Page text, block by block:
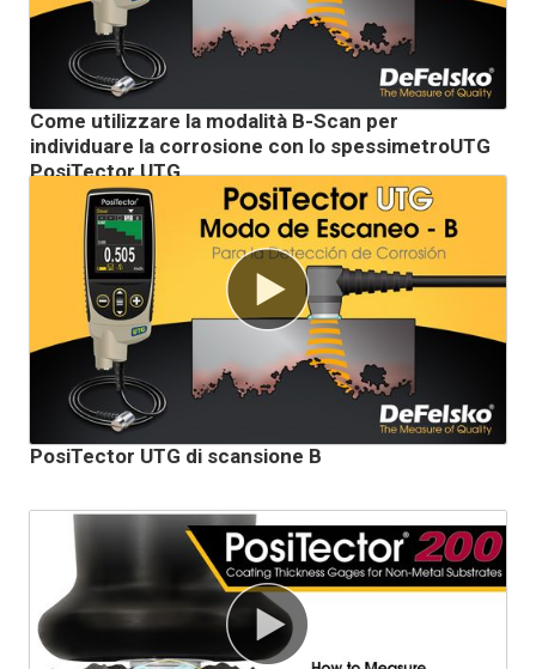
Come utilizzare la modalità B-Scan per
individuare la corrosione con lo spessimetroUTG
PosiTector UTG
PosiTector UTG di scansione B